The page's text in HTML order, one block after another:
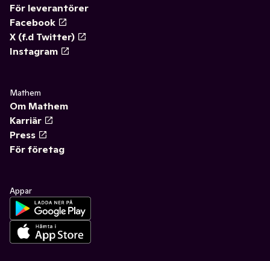
För leverantörer
Facebook
X (f.d Twitter)
Instagram
Mathem
Om Mathem
Karriär
Press
För företag
Appar